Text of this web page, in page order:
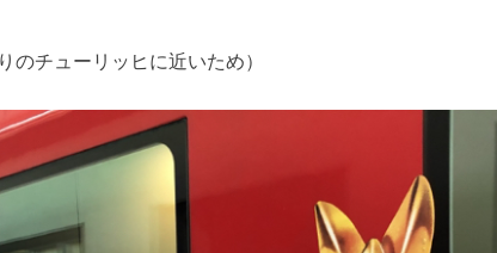
のチューリッヒに近いため）